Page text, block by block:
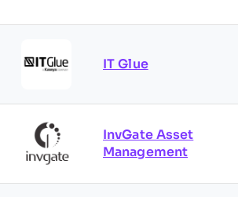
IT Glue
InvGate Asset
Management